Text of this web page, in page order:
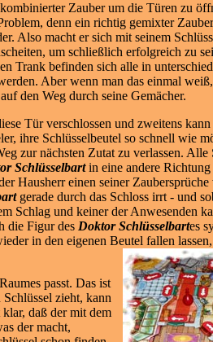
Zauber um die Türen zu
denn ein richtig gemixter
Also macht er sich mit seinem
um schließlich erfolgreich zu
Trank befinden sich alle in
Aber wenn man das einmal
den Weg durch seine Gemächer.
Tür verschlossen und zweitens kann
ihre Schlüsselbeutel so schnell wie
zur nächsten Zutat zu verlassen. Alle
Schlüsselbartin eine andere
Hausherr einen seiner Zaubersprüche
gerade durch das Schloss irrt - und
Schlag und keiner der Anwesenden
die Figur des Doktor Schlüsselbartes
in den eigenen Beutel fallen
passt. Das ist
zieht, kann
daß der mit dem
der macht,